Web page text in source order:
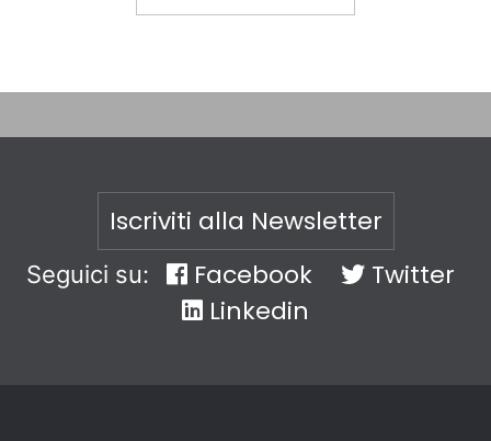
Iscriviti alla Newsletter
Seguici su: Facebook
Twitter
Linkedin